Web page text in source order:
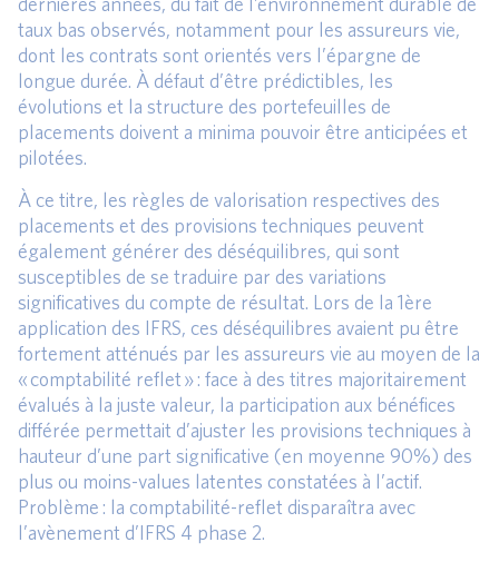
taux bas observés, notamment pour les assureurs vie,
dont les contrats sont orientés vers l’épargne de
longue durée. À défaut d’être prédictibles, les
évolutions et la structure des portefeuilles de
placements doivent a minima pouvoir être anticipées et
pilotées.
À ce titre, les règles de valorisation respectives des
placements et des provisions techniques peuvent
également générer des déséquilibres, qui sont
susceptibles de se traduire par des variations
significatives du compte de résultat. Lors de la 1ère
application des IFRS, ces déséquilibres avaient pu être
fortement atténués par les assureurs vie au moyen de la
« comptabilité reflet » : face à des titres majoritairement
évalués à la juste valeur, la participation aux bénéfices
différée permettait d’ajuster les provisions techniques à
hauteur d’une part significative (en moyenne 90%) des
plus ou moins-values latentes constatées à l’actif.
Problème : la comptabilité-reflet disparaîtra avec
l’avènement d’IFRS 4 phase 2.